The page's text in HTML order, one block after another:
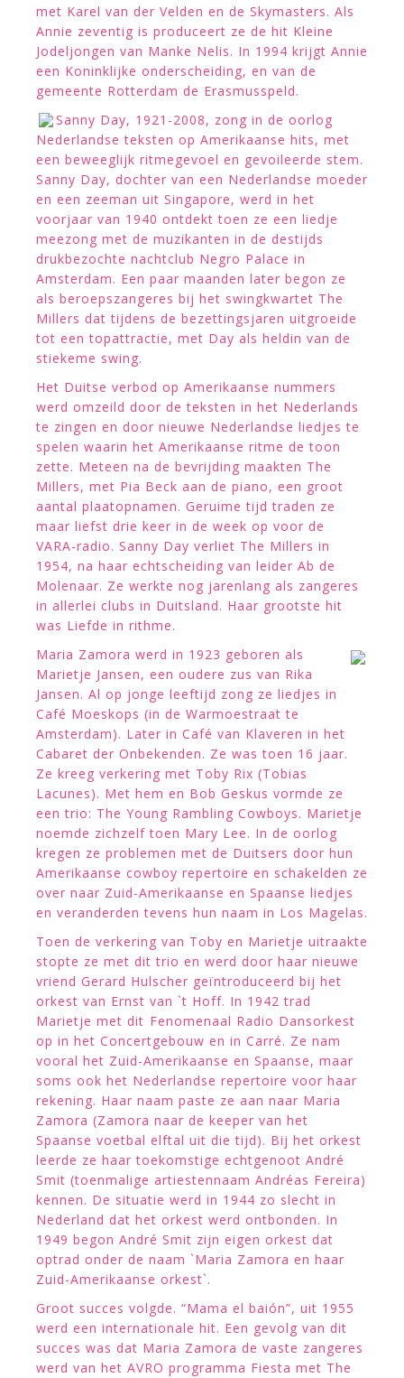
met Karel van der Velden en de Skymasters. Als
Annie zeventig is produceert ze de hit Kleine
Jodeljongen van Manke Nelis. In 1994 krijgt Annie
een Koninklijke onderscheiding, en van de
gemeente Rotterdam de Erasmusspeld.
Sanny Day, 1921-2008, zong in de oorlog
Nederlandse teksten op Amerikaanse hits, met
een beweeglijk ritmegevoel en gevoileerde stem.
Sanny Day, dochter van een Nederlandse moeder
en een zeeman uit Singapore, werd in het
voorjaar van 1940 ontdekt toen ze een liedje
meezong met de muzikanten in de destijds
drukbezochte nachtclub Negro Palace in
Amsterdam. Een paar maanden later begon ze
als beroepszangeres bij het swingkwartet The
Millers dat tijdens de bezettingsjaren uitgroeide
tot een topattractie, met Day als heldin van de
stiekeme swing.
Het Duitse verbod op Amerikaanse nummers
werd omzeild door de teksten in het Nederlands
te zingen en door nieuwe Nederlandse liedjes te
spelen waarin het Amerikaanse ritme de toon
zette. Meteen na de bevrijding maakten The
Millers, met Pia Beck aan de piano, een groot
aantal plaatopnamen. Geruime tijd traden ze
maar liefst drie keer in de week op voor de
VARA-radio. Sanny Day verliet The Millers in
1954, na haar echtscheiding van leider Ab de
Molenaar. Ze werkte nog jarenlang als zangeres
in allerlei clubs in Duitsland. Haar grootste hit
was Liefde in rithme.
Maria Zamora werd in 1923 geboren als
Marietje Jansen, een oudere zus van Rika
Jansen. Al op jonge leeftijd zong ze liedjes in
Café Moeskops (in de Warmoestraat te
Amsterdam). Later in Café van Klaveren in het
Cabaret der Onbekenden. Ze was toen 16 jaar.
Ze kreeg verkering met Toby Rix (Tobias
Lacunes). Met hem en Bob Geskus vormde ze
een trio: The Young Rambling Cowboys. Marietje
noemde zichzelf toen Mary Lee. In de oorlog
kregen ze problemen met de Duitsers door hun
Amerikaanse cowboy repertoire en schakelden ze
over naar Zuid-Amerikaanse en Spaanse liedjes
en veranderden tevens hun naam in Los Magelas.
Toen de verkering van Toby en Marietje uitraakte
stopte ze met dit trio en werd door haar nieuwe
vriend Gerard Hulscher geïntroduceerd bij het
orkest van Ernst van `t Hoff. In 1942 trad
Marietje met dit Fenomenaal Radio Dansorkest
op in het Concertgebouw en in Carré. Ze nam
vooral het Zuid-Amerikaanse en Spaanse, maar
soms ook het Nederlandse repertoire voor haar
rekening. Haar naam paste ze aan naar Maria
Zamora (Zamora naar de keeper van het
Spaanse voetbal elftal uit die tijd). Bij het orkest
leerde ze haar toekomstige echtgenoot André
Smit (toenmalige artiestennaam Andréas Fereira)
kennen. De situatie werd in 1944 zo slecht in
Nederland dat het orkest werd ontbonden. In
1949 begon André Smit zijn eigen orkest dat
optrad onder de naam `Maria Zamora en haar
Zuid-Amerikaanse orkest`.
Groot succes volgde. “Mama el baión”, uit 1955
werd een internationale hit. Een gevolg van dit
succes was dat Maria Zamora de vaste zangeres
werd van het AVRO programma Fiesta met The